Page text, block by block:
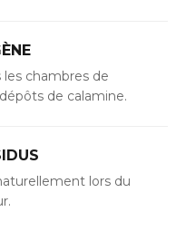
chambres de
de calamine.
lors du